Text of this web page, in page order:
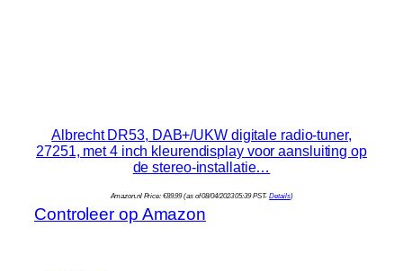
Albrecht DR53, DAB+/UKW digitale radio-tuner,
27251, met 4 inch kleurendisplay voor aansluiting op
de stereo-installatie…
Amazon.nl Price: €89.99(as of 08/04/2023 05:39 PST-Details)
Controleer op Amazon